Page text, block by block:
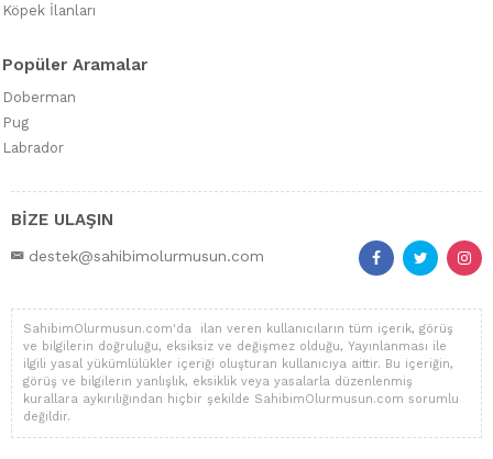
Köpek İlanları
Popüler Aramalar
Doberman
Pug
Labrador
BİZE ULAŞIN
destek@sahibimolurmusun.com
SahibimOlurmusun.com'da ilan veren kullanıcıların tüm içerik, görüş
ve bilgilerin doğruluğu, eksiksiz ve değişmez olduğu, Yayınlanması ile
ilgili yasal yükümlülükler içeriği oluşturan kullanıcıya aittir. Bu içeriğin,
görüş ve bilgilerin yanlışlık, eksiklik veya yasalarla düzenlenmiş
kurallara aykırılığından hiçbir şekilde SahibimOlurmusun.com sorumlu
değildir.